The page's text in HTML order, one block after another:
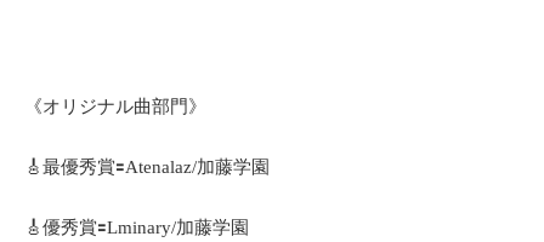
《オリジナル曲部門》
🎸最優秀賞🟰Atenalaz/加藤学園
🎸優秀賞🟰Lminary/加藤学園